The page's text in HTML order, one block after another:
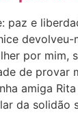
paz e
devolveu-
por mim,
de provar
amiga
da solidão